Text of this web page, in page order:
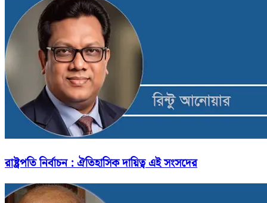
রাষ্ট্রপতি নির্বাচন : ঐতিহাসিক দায়িত্ব এই সংসদের